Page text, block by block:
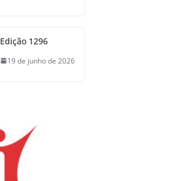
Edição 1296
19 de junho de 2026